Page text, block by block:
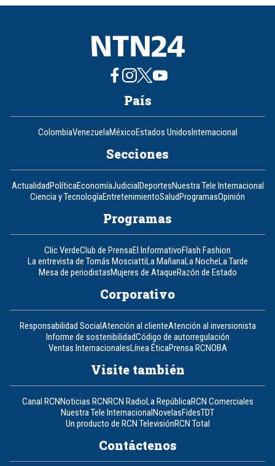
8
País
ColombiaVenezuelaMéxicoEstados UnidosInternacional
Secciones
ActualidadPolíticaEconomíaJudicialDeportesNuestra Tele Internacional
Ciencia y TecnologíaEntretenimientoSaludProgramasOpinión
Programas
Clic VerdeClub de PrensaEl InformativoFlash Fashion
La entrevista de Tomás MosciattiLa MañanaLa NocheLa Tarde
Mesa de periodistasMujeres de AtaqueRazón de Estado
Corporativo
Responsabilidad SocialAtención al clienteAtención al inversionista
Informe de sostenibilidadCódigo de autorregulación
Ventas InternacionalesLínea ÉticaPrensa RCNOBA
Visite también
Canal RCNNoticias RCNRCN RadioLa RepúblicaRCN Comerciales
Nuestra Tele InternacionalNovelasFidesTDT
Un producto de RCN TelevisiónRCN Total
Contáctenos